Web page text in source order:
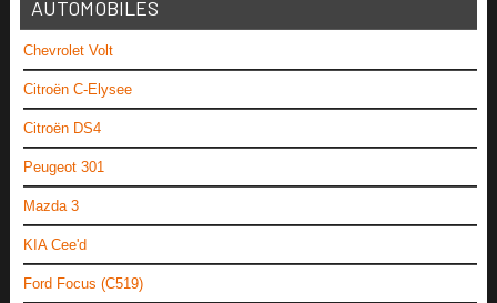
AUTOMOBILES
Chevrolet Volt
Citroën C-Elysee
Citroën DS4
Peugeot 301
Mazda 3
KIA Cee'd
Ford Focus (C519)